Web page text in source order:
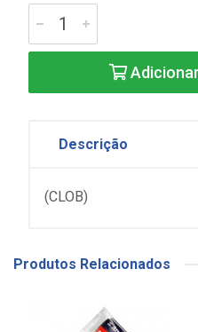
Descrição
(CLOB)
Produtos Relacionados